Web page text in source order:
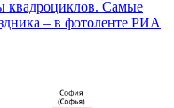
квадроциклов. Самые
– в фотоленте РИА